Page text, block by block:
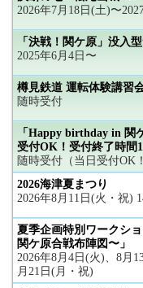
2026年7月18日(土)〜
「決戦！関ケ原」没入
2025年6月4日〜
樽見鉄道 運転体験講習
随時受付
「Happy birthday in 関
受付OK！受付終了時間
随時受付（当日受付OK
2026海津夏まつり
2026年8月11日(火・祝)
夏季企画特別ワークシ
関ケ原合戦布陣図〜」
2026年8月4日(火)、8月
月21日(月・祝)